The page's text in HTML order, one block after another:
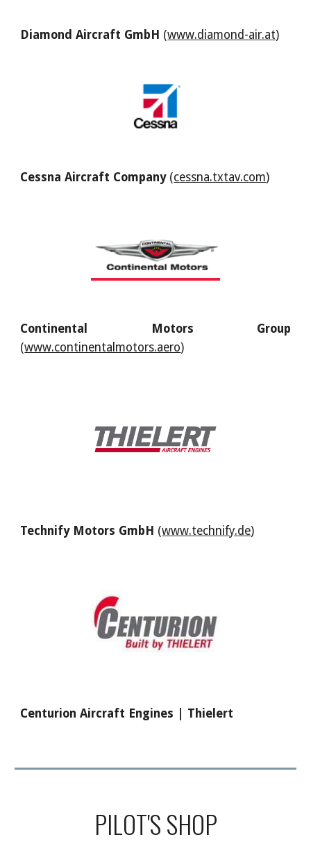
Diamond Aircraft GmbH (www.diamond-air.at)
Cessna Aircraft Company(cessna.txtav.com)
Continental Motors Group
(www.continentalmotors.aero)
Technify Motors GmbH (www.technify.de)
Centurion Aircraft Engines | Thielert
PILOT'S SHOP